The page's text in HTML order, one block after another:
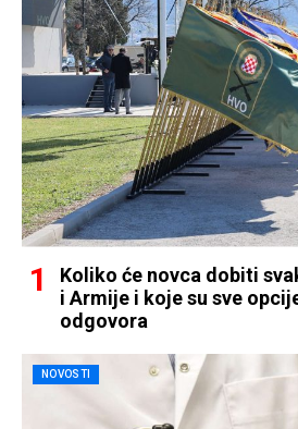
Koliko će novca dobiti
i Armije i koje su sve
odgovora
NOVOSTI